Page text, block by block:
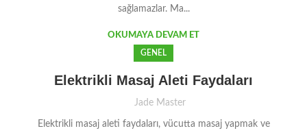
sağlamazlar. Ma...
OKUMAYA DEVAM ET
GENEL
Elektrikli Masaj Aleti Faydaları
Jade Master
Elektrikli masaj aleti faydaları, vücutta masaj yapmak ve